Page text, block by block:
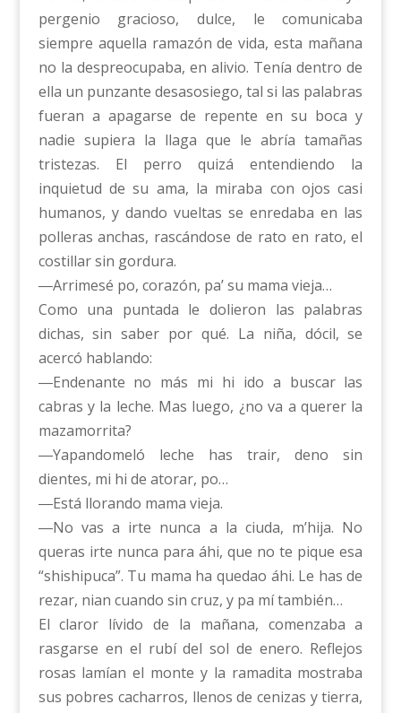
pergenio gracioso, dulce, le comunicaba
siempre aquella ramazón de vida, esta mañana
no la despreocupaba, en alivio. Tenía dentro de
ella un punzante desasosiego, tal si las palabras
fueran a apagarse de repente en su boca y
nadie supiera la llaga que le abría tamañas
tristezas. El perro quizá entendiendo la
inquietud de su ama, la miraba con ojos casi
humanos, y dando vueltas se enredaba en las
polleras anchas, rascándose de rato en rato, el
costillar sin gordura.
―Arrimesé po, corazón, pa’ su mama vieja…
Como una puntada le dolieron las palabras
dichas, sin saber por qué. La niña, dócil, se
acercó hablando:
―Endenante no más mi hi ido a buscar las
cabras y la leche. Mas luego, ¿no va a querer la
mazamorrita?
―Yapandomeló leche has trair, deno sin
dientes, mi hi de atorar, po…
―Está llorando mama vieja.
―No vas a irte nunca a la ciuda, m’hija. No
queras irte nunca para áhi, que no te pique esa
“shishipuca”. Tu mama ha quedao áhi. Le has de
rezar, nian cuando sin cruz, y pa mí también…
El claror lívido de la mañana, comenzaba a
rasgarse en el rubí del sol de enero. Reflejos
rosas lamían el monte y la ramadita mostraba
sus pobres cacharros, llenos de cenizas y tierra,